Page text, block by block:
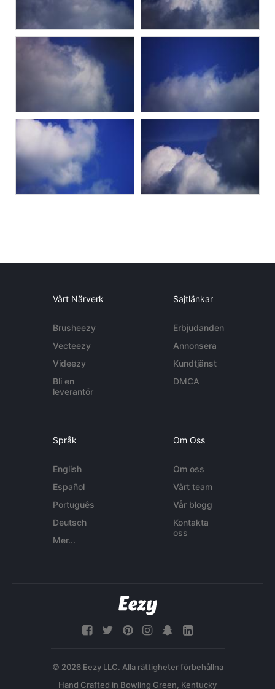
Vårt Närverk
Brusheezy
Vecteezy
Videezy
Bli en
leverantör
Sajtlänkar
Erbjudanden
Annonsera
Kundtjänst
DMCA
Språk
English
Español
Português
Deutsch
Mer...
Om Oss
Om oss
Vårt team
Vår blogg
Kontakta
oss
© 2026 Eezy LLC. Alla rättigheter förbehållna